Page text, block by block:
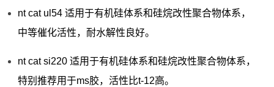
nt cat ul54 适用于有机硅体系和硅烷改性聚合物体系，
中等催化活性，耐水解性良好。
nt cat si220 适用于有机硅体系和硅烷改性聚合物体系，
特别推荐用于ms胶，活性比t-12高。